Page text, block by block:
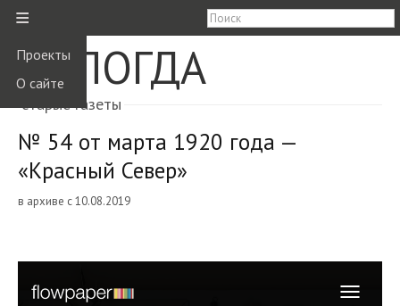
≡
Проекты
О сайте
ВОЛОГДА
старые газеты
№ 54 от марта 1920 года —
«Красный Север»
в архиве с 10.08.2019